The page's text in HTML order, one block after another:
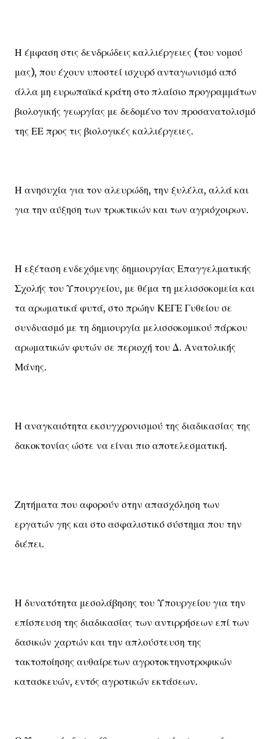
Η έμφαση στις δενδρώδεις καλλιέργειες (του νομού
μας), που έχουν υποστεί ισχυρό ανταγωνισμό από
άλλα μη ευρωπαϊκά κράτη στο πλαίσιο προγραμμάτων
βιολογικής γεωργίας με δεδομένο τον προσανατολισμό
της ΕΕ προς τις βιολογικές καλλιέργειες.
Η ανησυχία για τον αλευρώδη, την ξυλέλα, αλλά και
για την αύξηση των τρωκτικών και των αγριόχοιρων.
Η εξέταση ενδεχόμενης δημιουργίας Επαγγελματικής
Σχολής του Υπουργείου, με θέμα τη μελισσοκομεία και
τα αρωματικά φυτά, στο πρώην ΚΕΓΕ Γυθείου σε
συνδυασμό με τη δημιουργία μελισσοκομικού πάρκου
αρωματικών φυτών σε περιοχή του Δ. Ανατολικής
Μάνης.
Η αναγκαιότητα εκσυγχρονισμού της διαδικασίας της
δακοκτονίας ώστε να είναι πιο αποτελεσματική.
Ζητήματα που αφορούν στην απασχόληση των
εργατών γης και στο ασφαλιστικό σύστημα που την
διέπει.
Η δυνατότητα μεσολάβησης του Υπουργείου για την
επίσπευση της διαδικασίας των αντιρρήσεων επί των
δασικών χαρτών και την απλούστευση της
τακτοποίησης αυθαίρετων αγροτοκτηνοτροφικών
κατασκευών, εντός αγροτικών εκτάσεων.